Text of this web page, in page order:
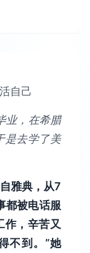
业，在希腊
是去学了美
雅典，从7
都被电话服
作，辛苦又
不到。”她